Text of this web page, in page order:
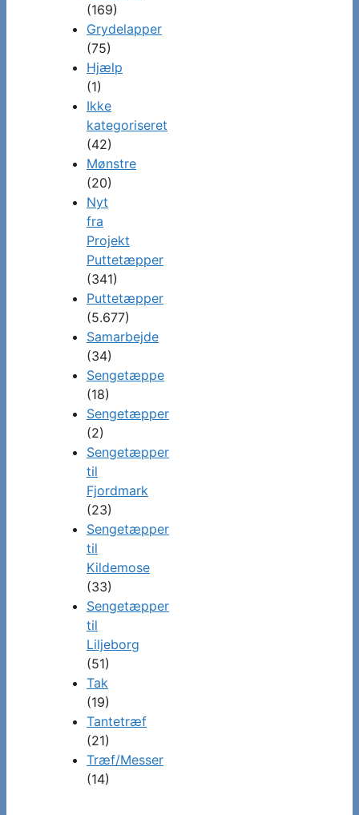
(169)
Grydelapper
(75)
Hjælp
(1)
Ikke
kategoriseret
(42)
Mønstre
(20)
Nyt
fra
Projekt
Puttetæpper
(341)
Puttetæpper
(5.677)
Samarbejde
(34)
Sengetæppe
(18)
Sengetæpper
(2)
Sengetæpper
til
Fjordmark
(23)
Sengetæpper
til
Kildemose
(33)
Sengetæpper
til
Liljeborg
(51)
Tak
(19)
Tantetræf
(21)
Træf/Messer
(14)